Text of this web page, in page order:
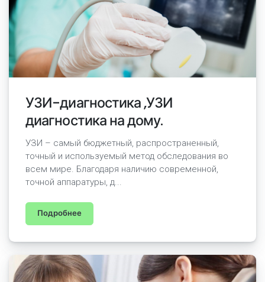
УЗИ-диагностика ,УЗИ
диагностика на дому.
УЗИ – самый бюджетный, распространенный,
точный и используемый метод обследования во
всем мире. Благодаря наличию современной,
точной аппаратуры, д...
Подробнее